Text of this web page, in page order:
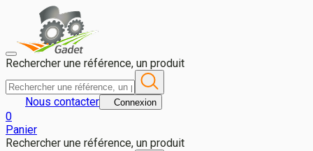
Panier - Gadet
Rechercher une référence, un produit
Nous contacter Connexion
0
Panier
Rechercher une référence, un produit